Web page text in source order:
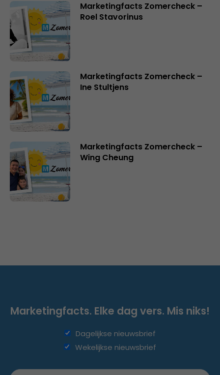
Marketingfacts Zomercheck –
Roel Stavorinus
Marketingfacts Zomercheck –
Ine Stultjens
Marketingfacts Zomercheck –
Wing Cheung
Marketingfacts. Elke dag vers. Mis niks!
Dagelijkse nieuwsbrief
Wekelijkse nieuwsbrief